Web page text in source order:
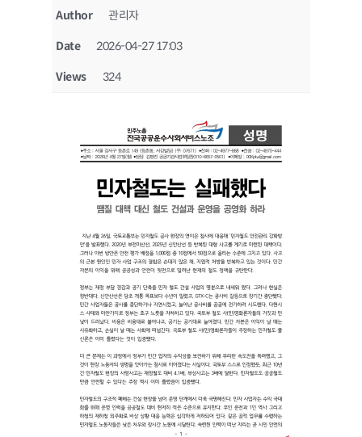
Author 관리자
Date 2026-04-27 17:03
Views 324